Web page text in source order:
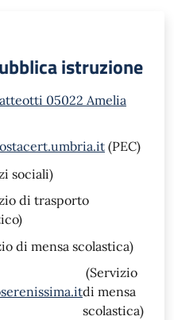
istruzione
05022 Amelia
(PEC)
sociali)
di trasporto
di mensa scolastica)
(Servizio
di mensa
scolastica)